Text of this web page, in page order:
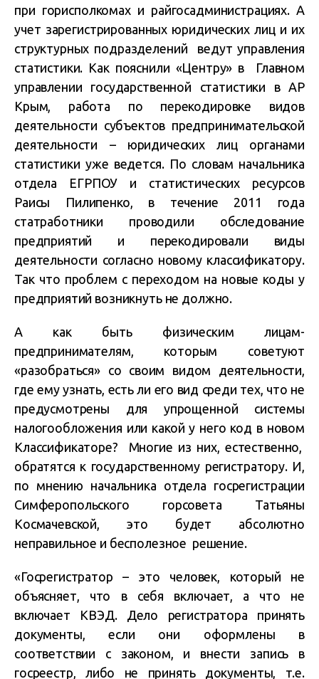
при горисполкомах и райгосадминистрациях. А
учет зарегистрированных юридических лиц и их
структурных подразделений ведут управления
статистики. Как пояснили «Центру» в Главном
управлении государственной статистики в АР
Крым, работа по перекодировке видов
деятельности субъектов предпринимательской
деятельности – юридических лиц органами
статистики уже ведется. По словам начальника
отдела ЕГРПОУ и статистических ресурсов
Раисы Пилипенко, в течение 2011 года
статработники проводили обследование
предприятий и перекодировали виды
деятельности согласно новому классификатору.
Так что проблем с переходом на новые коды у
предприятий возникнуть не должно.
А как быть физическим лицам-
предпринимателям, которым советуют
«разобраться» со своим видом деятельности,
где ему узнать, есть ли его вид среди тех, что не
предусмотрены для упрощенной системы
налогообложения или какой у него код в новом
Классификаторе? Многие из них, естественно,
обратятся к государственному регистратору. И,
по мнению начальника отдела госрегистрации
Симферопольского горсовета Татьяны
Космачевской, это будет абсолютно
неправильное и бесполезное решение.
«Госрегистратор – это человек, который не
объясняет, что в себя включает, а что не
включает КВЭД. Дело регистратора принять
документы, если они оформлены в
соответствии с законом, и внести запись в
госреестр, либо не принять документы, т.е.